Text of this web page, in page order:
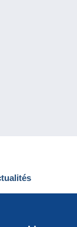
Delcampe